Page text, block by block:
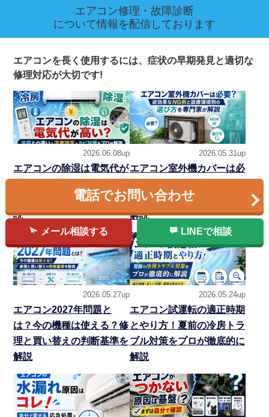
エアコン修理・故障診断
について情報を配信しております
エアコンを長く使用するには、症状の早期発見と適切な
修理対応が大切です!
2026.06.08up
エアコンの除湿は電気代が
設定・カビ対策をプロが解
説
2026.05.31up
エアコン室外機カバーは必
環境別の選び方を専門家が
解説
2026.05.27up
エアコン2027年問題と
は？今の機種は使える？修
理と買い替えの判断基準を
解説
2026.05.24up
エアコン試運転の適正時期
とやり方！夏前の冷房トラ
ブル対策をプロが徹底的に
解説
電話でお問い合わせ
メール相談する LINEで相談